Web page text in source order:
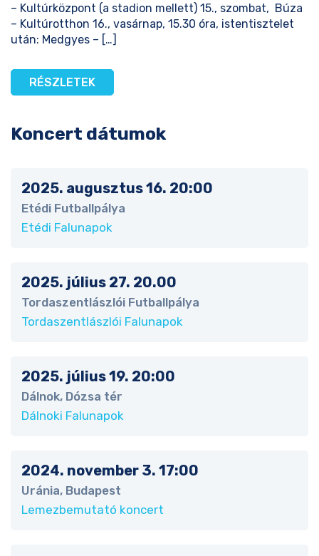
– Kultúrközpont (a stadion mellett) 15., szombat, Búza
– Kultúrotthon 16., vasárnap, 15.30 óra, istentisztelet
után: Medgyes – […]
RÉSZLETEK
Koncert dátumok
2025. augusztus 16. 20:00
Etédi Futballpálya
Etédi Falunapok
2025. július 27. 20.00
Tordaszentlászlói Futballpálya
Tordaszentlászlói Falunapok
2025. július 19. 20:00
Dálnok, Dózsa tér
Dálnoki Falunapok
2024. november 3. 17:00
Uránia, Budapest
Lemezbemutató koncert